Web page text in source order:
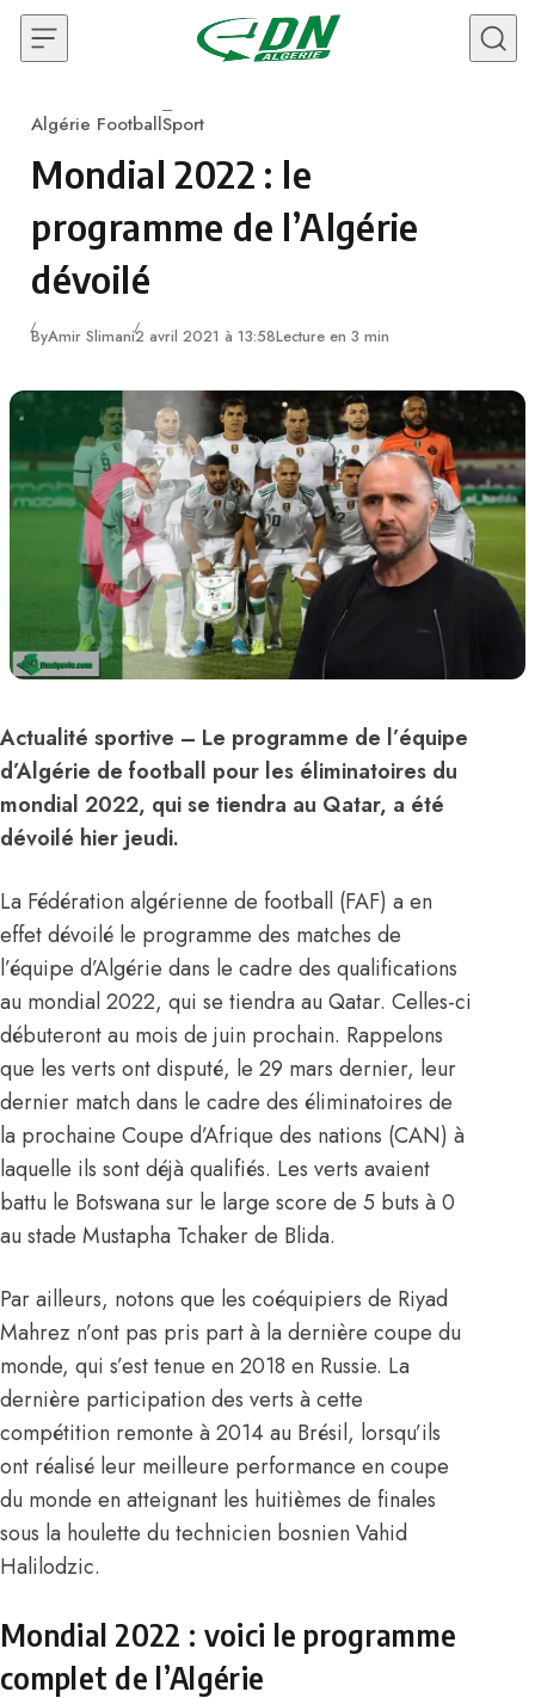
Skip to content
Category
Algérie FootballSport
Mondial 2022 : le
programme de l’Algérie
dévoilé
ByAmir Slimani2 avril 2021 à 13:58Lecture en 3 min
Actualité sportive – Le programme de l’équipe
d’Algérie de football pour les éliminatoires du
mondial 2022, qui se tiendra au Qatar, a été
dévoilé hier jeudi.
La Fédération algérienne de football (FAF) a en
effet dévoilé le programme des matches de
l’équipe d’Algérie dans le cadre des qualifications
au mondial 2022, qui se tiendra au Qatar. Celles-ci
débuteront au mois de juin prochain. Rappelons
que les verts ont disputé, le 29 mars dernier, leur
dernier match dans le cadre des éliminatoires de
la prochaine Coupe d’Afrique des nations (CAN) à
laquelle ils sont déjà qualifiés. Les verts avaient
battu le Botswana sur le large score de 5 buts à 0
au stade Mustapha Tchaker de Blida.
Par ailleurs, notons que les coéquipiers de Riyad
Mahrez n’ont pas pris part à la dernière coupe du
monde, qui s’est tenue en 2018 en Russie. La
dernière participation des verts à cette
compétition remonte à 2014 au Brésil, lorsqu’ils
ont réalisé leur meilleure performance en coupe
du monde en atteignant les huitièmes de finales
sous la houlette du technicien bosnien Vahid
Halilodzic.
Mondial 2022 : voici le programme
complet de l’Algérie